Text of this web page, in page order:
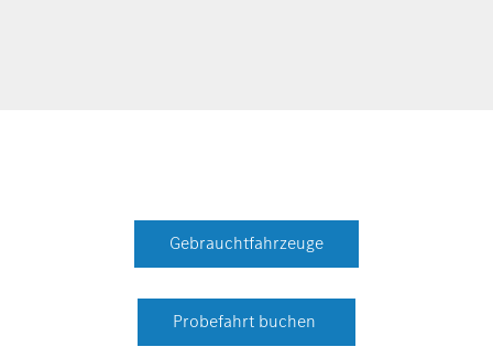
Gebrauchtfahrzeuge
Probefahrt buchen